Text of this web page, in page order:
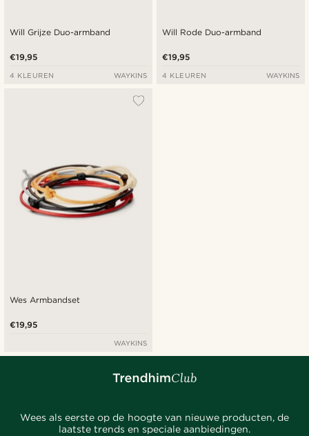
Will Grijze Duo-armband
€19,95
4 KLEUREN WAYKINS
Will Rode Duo-armband
€19,95
4 KLEUREN WAYKINS
Wes Armbandset
€19,95
WAYKINS
Wees als eerste op de hoogte van nieuwe producten, de
laatste trends en speciale aanbiedingen.